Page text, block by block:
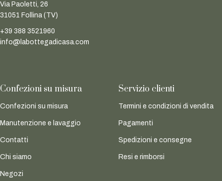
Via Paoletti, 26
31051 Follina (TV)
+39 388 3521960
info@labottegadicasa.com
Confezioni su misura
Confezioni su misura
Manutenzione e lavaggio
Contatti
Chi siamo
Negozi
Servizio clienti
Termini e condizioni di vendita
Pagamenti
Spedizioni e consegne
Resi e rimborsi